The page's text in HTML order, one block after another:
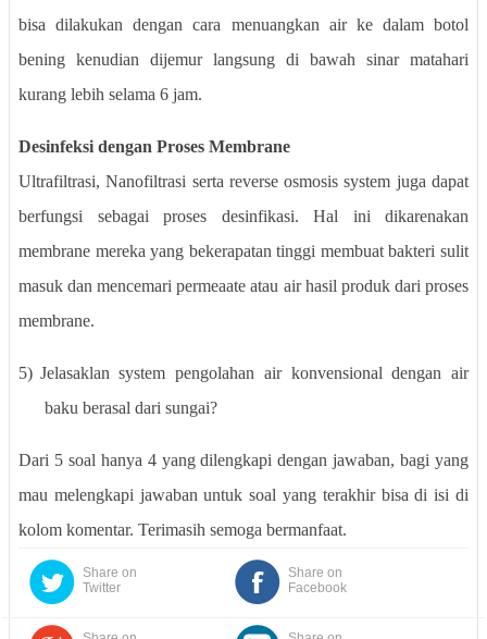
bisa dilakukan dengan cara menuangkan air ke dalam botol
bening kenudian dijemur langsung di bawah sinar matahari
kurang lebih selama 6 jam.
Desinfeksi dengan Proses Membrane
Ultrafiltrasi, Nanofiltrasi serta reverse osmosis system juga dapat
berfungsi sebagai proses desinfikasi. Hal ini dikarenakan
membrane mereka yang bekerapatan tinggi membuat bakteri sulit
masuk dan mencemari permeaate atau air hasil produk dari proses
membrane.
5) Jelasaklan system pengolahan air konvensional dengan air
baku berasal dari sungai?
Dari 5 soal hanya 4 yang dilengkapi dengan jawaban, bagi yang
mau melengkapi jawaban untuk soal yang terakhir bisa di isi di
kolom komentar. Terimasih semoga bermanfaat.
Share on
Facebook
Share on
Twitter